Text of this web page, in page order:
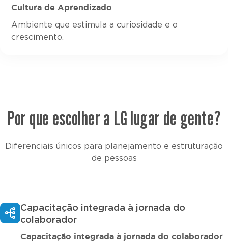
Cultura de Aprendizado
Ambiente que estimula a curiosidade e o
crescimento.
Por que escolher a LG lugar de gente?
Diferenciais únicos para planejamento e estruturação
de pessoas
Capacitação integrada à jornada do
colaborador
Capacitação integrada à jornada do colaborador